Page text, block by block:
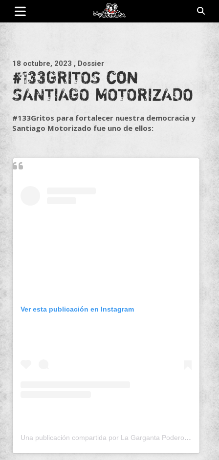
Saltar
contenido
18 octubre, 2023 , Dossier
#133GRITOS con
SANTIAGO MOTORIZADO
#133Gritos para fortalecer nuestra democracia y
Santiago Motorizado fue uno de ellos:
Ver esta publicación en Instagram
Una publicación compartida por La Garganta Poderosa (@lagargantapoderosa)